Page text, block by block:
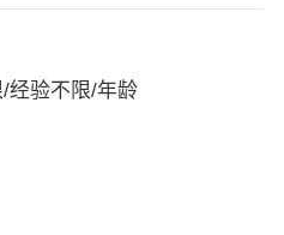
经验不限/年龄